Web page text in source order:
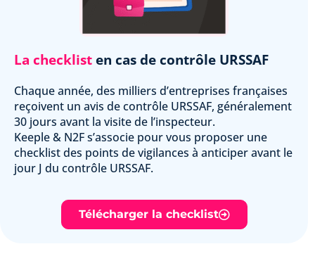
La checklist en cas de contrôle URSSAF
Chaque année, des milliers d’entreprises françaises
reçoivent un avis de contrôle URSSAF, généralement
30 jours avant la visite de l’inspecteur.
Keeple & N2F s’associe pour vous proposer une
checklist des points de vigilances à anticiper avant le
jour J du contrôle URSSAF.
Télécharger la checklist